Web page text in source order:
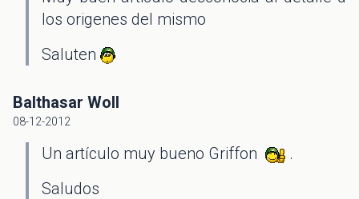
los origenes del mismo
Saluten
Balthasar Woll
08-12-2012
Un artículo muy bueno Griffon
.
Saludos